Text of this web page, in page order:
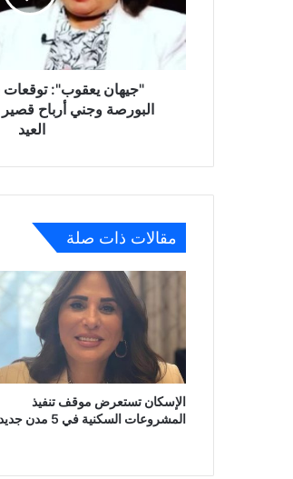
البورصة
وجني
أرباح
"جيهان يعقوب": توقعات
البورصة وجني أرباح قصير
العيد
مقالات ذات صلة
الإسكان تستعرض موقف تنفيذ
المشروعات السكنية في 5 مدن جديدة